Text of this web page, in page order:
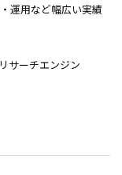
運用など幅広い実績
サーチエンジン